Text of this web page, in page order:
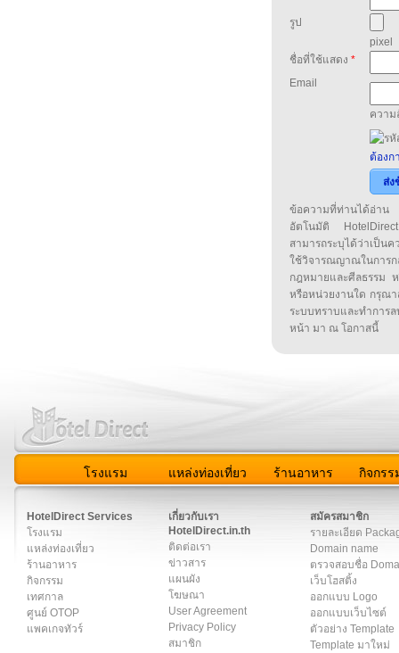
รูป
pixel
ชื่อที่ใช้แสดง *
Email
ความ
ต้องก
ส่ง
ข้อความที่ท่านได้อ่าน
อัตโนมัติ
สามารถระบุได้ว่าเป็น
ใช้วิจารณญาณในกา
กฎหมายและศีลธรรม
หรือหน่วยงานใด กรุณา
ระบบทราบและทำกา
หน้า มา ณ โอกาสนี้
โรงแรม แหล่งท่องเที่ยว ร้านอาหาร กิจกรร
HotelDirect Services
โรงแรม
แหล่งท่องเที่ยว
ร้านอาหาร
กิจกรรม
เทศกาล
ศูนย์ OTOP
แพคเกจทัวร์
เกี่ยวกับเรา
HotelDirect.in.th
ติดต่อเรา
ข่าวสาร
แผนผัง
โฆษณา
User Agreement
Privacy Policy
สมาชิก
สมัครสมาชิก
รายละเอียด
Domain name
ตรวจสอบชื่อ
เว็บโฮสติ้ง
ออกแบบ Logo
ออกแบบเว็บไซต์
ตัวอย่าง Template
Template มาใหม่